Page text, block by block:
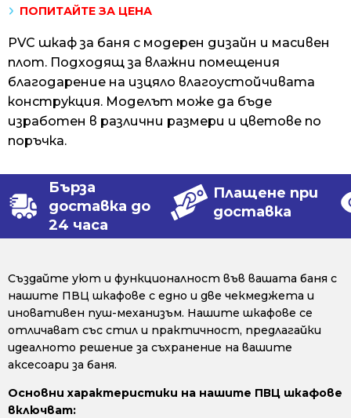
ПОПИТАЙТЕ ЗА ЦЕНА
PVC шкаф за баня с модерен дизайн и масивен
плот. Подходящ за влажни помещения
благодарение на изцяло влагоустойчивата
конструкция. Моделът може да бъде
изработен в различни размери и цветове по
поръчка.
Бърза
доставка до
24 часа
Плащене при
доставка
Създайте уют и функционалност във вашата баня с
нашите ПВЦ шкафове с едно и две чекмеджета и
иновативен пуш-механизъм. Нашите шкафове се
отличават със стил и практичност, предлагайки
идеалното решение за съхранение на вашите
аксесоари за баня.
Основни характеристики на нашите ПВЦ шкафове
включват: